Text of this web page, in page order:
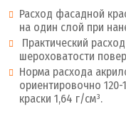
Расход фасадной
на один слой при
Практический
шероховатости
Норма расхода
ориентировочно
краски 1,64 г/см³.